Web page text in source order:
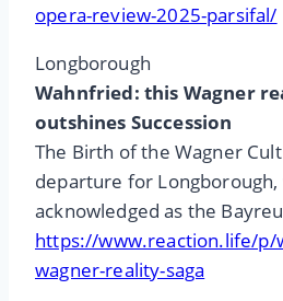
opera-review-2025-parsifal/
Longborough
Wahnfried: this Wagner
outshines Succession
The Birth of the Wagner
departure for Longborough,
acknowledged as the
https://www.reaction.life/p/
wagner-reality-saga